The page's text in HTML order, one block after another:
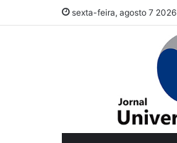
sexta-feira, agosto 7 2026